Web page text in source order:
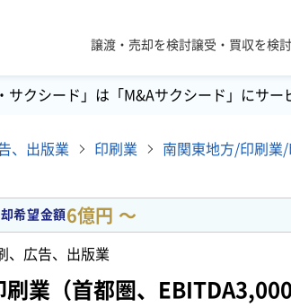
譲渡・売却を検討譲受・買収を検討
サクシード」は「M&Aサクシード」にサー
、出版業 印刷業
希望金額 6億円 〜
、広告、出版業
刷業（首都圏、EBITDA3,000